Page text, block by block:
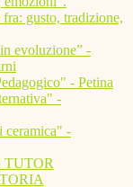
gusto, tradizione,
evoluzione” -
- Petina
-
ceramica" -
TUTOR